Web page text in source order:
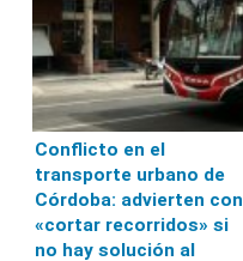
Conflicto en el
transporte urbano de
Córdoba: advierten con
«cortar recorridos» si
no hay solución al